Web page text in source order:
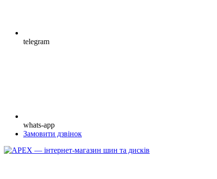
telegram
whats-app
Замовити дзвінок